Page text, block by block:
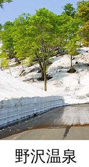
野沢温泉